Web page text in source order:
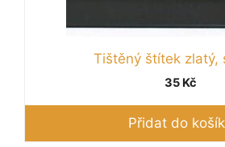
Tištěný štítek zlatý,
35 Kč
Přidat do